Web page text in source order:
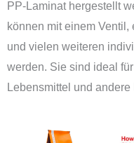
PP-Laminat hergestellt
können mit einem
und vielen weiteren
werden. Sie sind ideal
Lebensmittel und